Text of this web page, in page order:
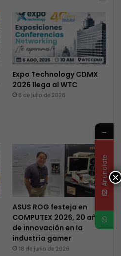
Expo Technology CDMX
2026 llega al WTC
6 de julio de 2026
ASUS ROG festeja en
COMPUTEX 2026, 20 años
de innovación en la
industria gamer
18 de junio de 2026
×
→
Anunciate